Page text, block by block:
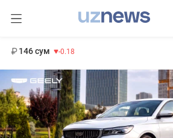
146 сум -0.18